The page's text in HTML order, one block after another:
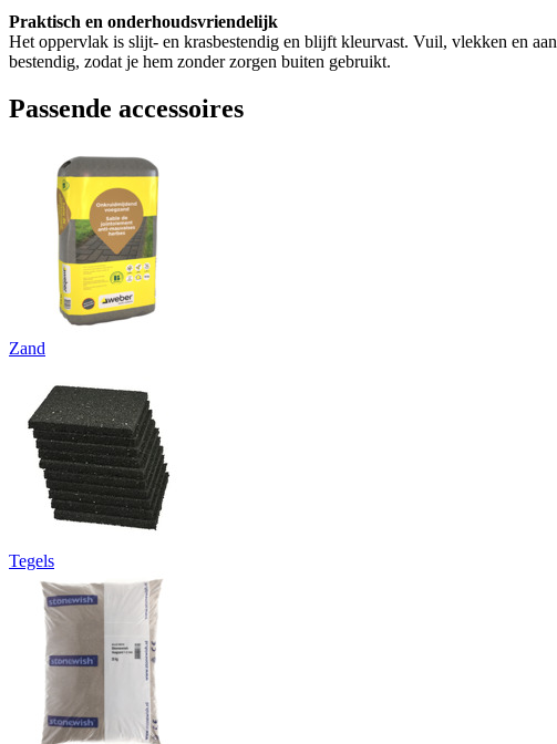
Praktisch en onderhoudsvriendelijk
Het oppervlak is slijt- en krasbestendig en blijft kleurvast. Vuil, vlekken en
bestendig, zodat je hem zonder zorgen buiten gebruikt.
Passende accessoires
Zand
Tegels